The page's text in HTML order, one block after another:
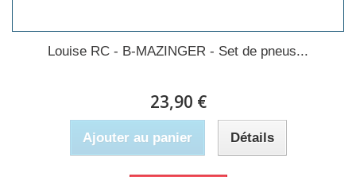
Louise RC - B-MAZINGER - Set de pneus...
23,90 €
Ajouter au panier Détails